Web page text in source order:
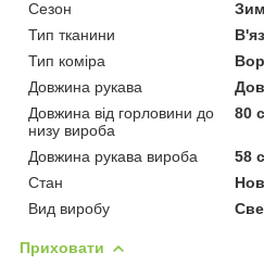
Сезон
Тип тканини
Тип коміра
Довжина рукава
Довжина від горловини до
низу вироба
80
Довжина рукава вироба
58
Стан
Вид виробу
Приховати